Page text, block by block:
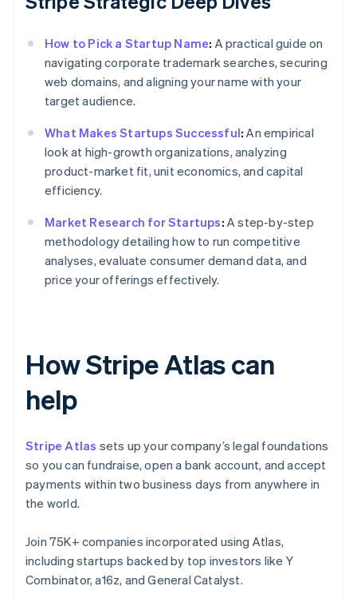
How to Pick a Startup Name: A practical guide on
navigating corporate trademark searches, securing
web domains, and aligning your name with your
target audience.
What Makes Startups Successful: An empirical
look at high-growth organizations, analyzing
product-market fit, unit economics, and capital
efficiency.
Market Research for Startups: A step-by-step
methodology detailing how to run competitive
analyses, evaluate consumer demand data, and
price your offerings effectively.
How Stripe Atlas can
help
Stripe Atlas sets up your company’s legal foundations
so you can fundraise, open a bank account, and accept
payments within two business days from anywhere in
the world.
Join 75K+ companies incorporated using Atlas,
including startups backed by top investors like Y
Combinator, a16z, and General Catalyst.